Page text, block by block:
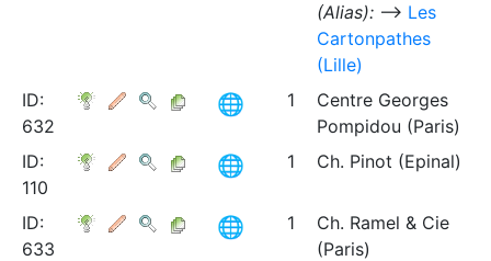
(Alias):⟶ Les
Cartonpathes
(Lille)
ID:
632
1
Centre Georges
Pompidou (Paris)
ID:
110
1 Ch. Pinot (Epinal)
ID:
633
1
Ch. Ramel & Cie
(Paris)